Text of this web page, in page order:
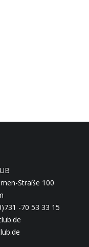
Straße 100
-70 53 33 15